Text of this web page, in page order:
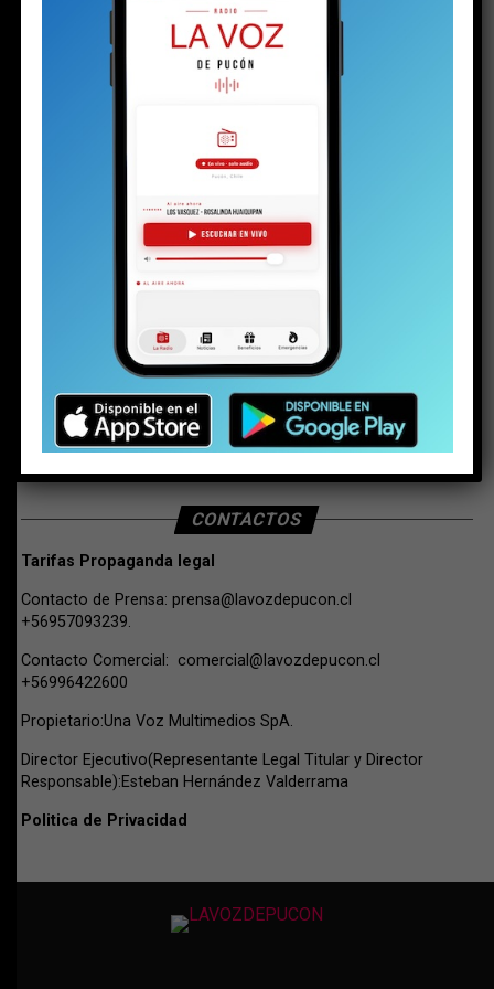
BUSCAR
CONTACTOS
Tarifas Propaganda legal
Contacto de Prensa: prensa@lavozdepucon.cl
+56957093239.
Contacto Comercial: comercial@lavozdepucon.cl
+56996422600
Propietario:Una Voz Multimedios SpA.
Director Ejecutivo(Representante Legal Titular y Director
Responsable):Esteban Hernández Valderrama
Politica de Privacidad